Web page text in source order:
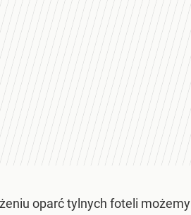
oparć tylnych foteli